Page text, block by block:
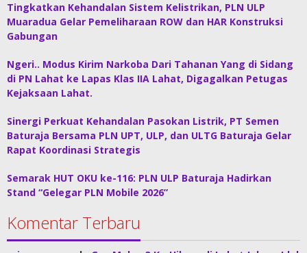
Tingkatkan Kehandalan Sistem Kelistrikan, PLN ULP
Muaradua Gelar Pemeliharaan ROW dan HAR Konstruksi
Gabungan
Ngeri.. Modus Kirim Narkoba Dari Tahanan Yang di Sidang
di PN Lahat ke Lapas Klas IIA Lahat, Digagalkan Petugas
Kejaksaan Lahat.
Sinergi Perkuat Kehandalan Pasokan Listrik, PT Semen
Baturaja Bersama PLN UPT, ULP, dan ULTG Baturaja Gelar
Rapat Koordinasi Strategis
Semarak HUT OKU ke-116: PLN ULP Baturaja Hadirkan
Stand “Gelegar PLN Mobile 2026”
Komentar Terbaru